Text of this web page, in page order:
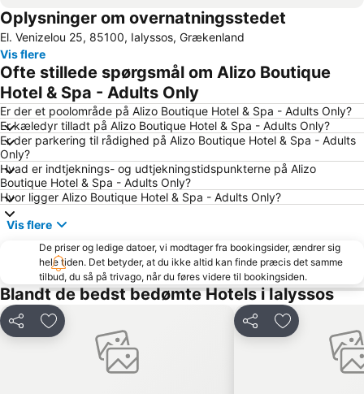
Tsambika Beach
Marmaris fountain
Old Town Gates
Faliraki
Elli beach
Afandou
Lardos
Ialisos
The Palace of the Grand Master
Stegna
Symi Island One day Cruise
Rhodes City Tour
Μedieval city of Rhodes
Anthony Quinn's bay
Kolimbia
Golden Beach
Acropolis of Lindos
Kiotari
26. 28th October - NO anniversary
Kallithea terme
Faliraki 5
Panormitis Monastery
Club Mistral Marti Marina Beach
Marmaris Kalesi
Grand Bazzar
Bar Street
Archaeological Museum of Rhodes
Water Park Faliraki
Oplysninger om overnatningsstedet
El. Venizelou 25, 85100, Ialyssos, Grækenland
Vis flere
Ofte stillede spørgsmål om Alizo Boutique
Hotel & Spa - Adults Only
Er der et poolområde på Alizo Boutique Hotel & Spa - Adults Only?
Er kæledyr tilladt på Alizo Boutique Hotel & Spa - Adults Only?
Er der parkering til rådighed på Alizo Boutique Hotel & Spa - Adults
Only?
Hvad er indtjeknings- og udtjekningstidspunkterne på Alizo
Boutique Hotel & Spa - Adults Only?
Hvor ligger Alizo Boutique Hotel & Spa - Adults Only?
Vis flere
De priser og ledige datoer, vi modtager fra bookingsider, ændrer sig
hele tiden. Det betyder, at du ikke altid kan finde præcis det samme
tilbud, du så på trivago, når du føres videre til bookingsiden.
Blandt de bedst bedømte Hotels i Ialyssos
Del Føj til favoritter Del Føj til